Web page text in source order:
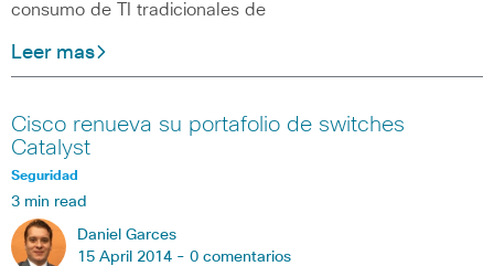
consumo de TI tradicionales de
Leer mas
Cisco renueva su portafolio de switches
Catalyst
Seguridad
3 min read
Daniel Garces
15 April 2014 - 0 comentarios